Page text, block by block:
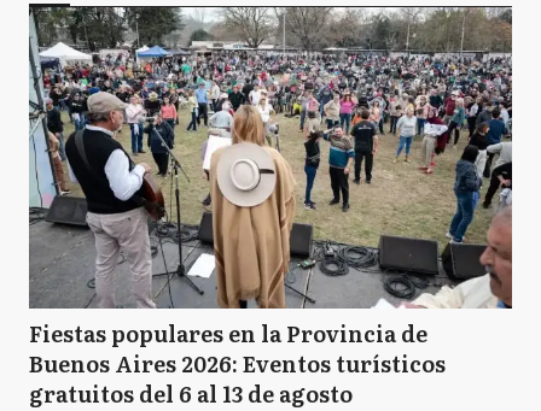
Fiestas populares en la Provincia de
Buenos Aires 2026: Eventos turísticos
gratuitos del 6 al 13 de agosto